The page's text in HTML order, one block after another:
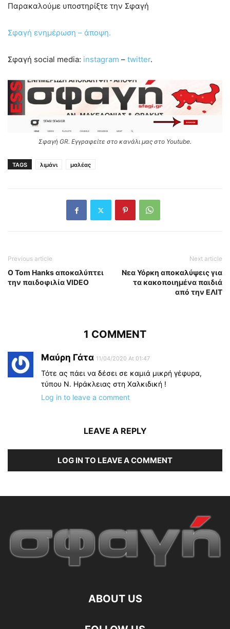
Παρακαλούμε υποστηρίξτε την Σφαγή
Σφαγή ενημέρωση – άποψη.
Σφαγή social media: instagram – twitter.
Σφαγή GR. Εγγραφείτε στο κανάλι μας στο Youtube.
TAGS λιμάνι μαλέας
Previous article
O Tom Hanks αποκαλύπτει
την παιδοφιλία VIDEO
Next article
Νεα Υόρκη αποκαλύψεις για
τα κακοποιημένα παιδιά
από την ΕΛΙΤ
1 COMMENT
Μαύρη Γάτα 11/04/2020 At 01:47
Τότε ας πάει να δέσει σε καμιά μικρή γέφυρα,
τύπου Ν. Ηράκλειας στη Χαλκιδική !
Log in to leave a comment
LEAVE A REPLY
LOG IN TO LEAVE A COMMENT
ABOUT US